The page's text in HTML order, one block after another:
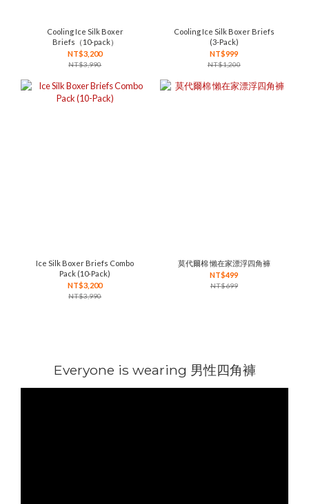
Cooling Ice Silk Boxer
Briefs（10-pack）
NT$3,200
NT$3,990
Cooling Ice Silk Boxer Briefs
(3-Pack)
NT$999
NT$1,200
Ice Silk Boxer Briefs Combo
Pack (10-Pack)
NT$3,200
NT$3,990
莫代爾棉 懶在家漂浮四角褲
NT$499
NT$699
Everyone is wearing 男性四角褲